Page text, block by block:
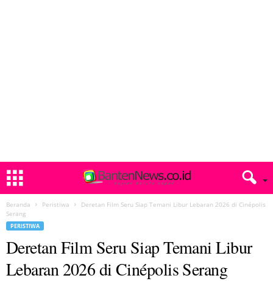
Beranda Peristiwa
Deretan Film Seru Siap Temani Libur Lebaran 2026 di Cinépolis
Serang
PERISTIWA
Deretan Film Seru Siap Temani Libur
Lebaran 2026 di Cinépolis Serang